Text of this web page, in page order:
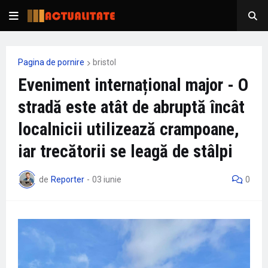
Pagina de pornire bristol
Eveniment internațional major - O
stradă este atât de abruptă încât
localnicii utilizează crampoane,
iar trecătorii se leagă de stâlpi
de Reporter - 03 iunie 0